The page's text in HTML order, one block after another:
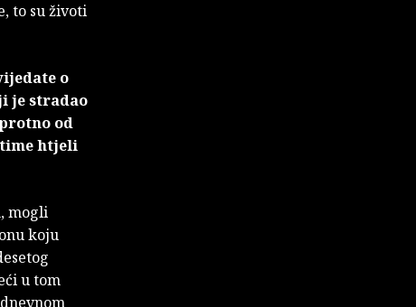
to su životi
o
je stradao
od
time htjeli
mogli
koju
u tom